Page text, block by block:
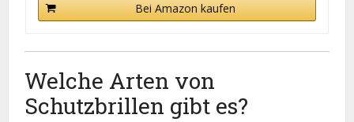
Bei Amazon kaufen
Welche Arten von
Schutzbrillen gibt es?